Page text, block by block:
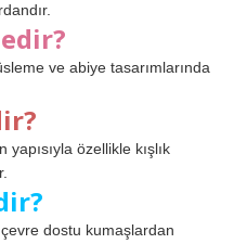
ve abiye tasarımlarında
özellikle kışlık
dostu kumaşlardan